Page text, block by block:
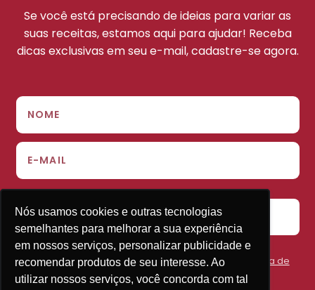
Nós usamos cookies e outras tecnologias
semelhantes para melhorar a sua experiência
em nossos serviços, personalizar publicidade e
recomendar produtos de seu interesse. Ao
utilizar nossos serviços, você concorda com tal
Nós usamos cookies e outras tecnologias
semelhantes para melhorar a sua experiência
em nossos serviços, personalizar publicidade e
recomendar produtos de seu interesse. Ao
utilizar nossos serviços, você concorda com tal
Se você está precisando de ideias para variar as
suas receitas, estamos aqui para ajudar! Receba
dicas exclusivas em seu e-mail, cadastre-se agora.
ENVIAR
Concordo em receber a newsletter e aceito a
política de
privacidade.